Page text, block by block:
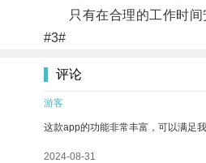
只有在合理的工作时间
#3#
评论
游客
这款app的功能非常丰富，可以满足
2024-08-31